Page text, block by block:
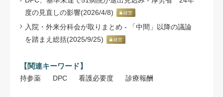
度の見直しの影響(2026/4/8)
経営
入院・外来分科会が取りまとめ - 「中間」以降の議論
を踏まえ総括(2025/9/25)
経営
【関連キーワード】
持参薬 DPC 看護必要度 診療報酬